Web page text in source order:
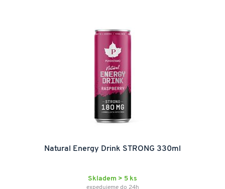
Natural Energy Drink STRONG 330ml
Skladem > 5 ks
expedujeme do 24h